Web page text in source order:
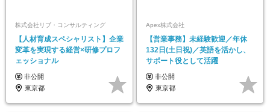
株式会社リブ・コンサルティング
【人材育成スペシャリスト】企業
変革を実現する経営×研修プロフ
ェッショナル
非公開
東京都
Apex株式会社
【営業事務】未経験歓迎／年休
132日(土日祝)／英語を活かし、
サポート役として活躍
非公開
東京都